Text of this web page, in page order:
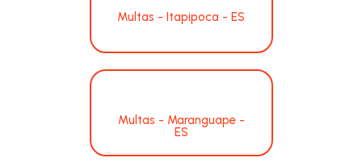
Multas - Itapipoca - ES
Multas - Maranguape -
ES